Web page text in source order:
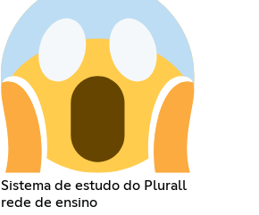
Sistema de estudo do Plurall
rede de ensino